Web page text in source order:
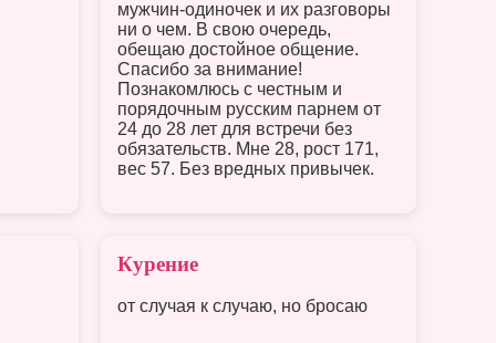
мужчин-одиночек и их разговоры
ни о чем. В свою очередь,
обещаю достойное общение.
Спасибо за внимание!
Познакомлюсь c честным и
порядочным русским парнем от
24 до 28 лет для встречи без
обязательств. Мне 28, рост 171,
вес 57. Без вредных привычек.
Курение
от случая к случаю, но бросаю